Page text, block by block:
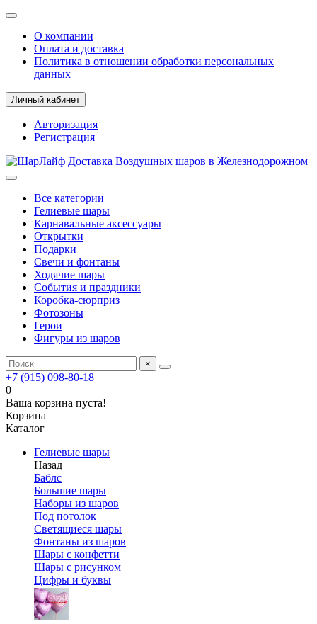
О компании
Оплата и доставка
Политика в отношении обработки персональных
данных
Личный кабинет
Авторизация
Регистрация
Все категории
Гелиевые шары
Карнавальные аксессуары
Открытки
Подарки
Свечи и фонтаны
Ходячие шары
События и праздники
Коробка-сюрприз
Фотозоны
Герои
Фигуры из шаров
×
+7 (915) 098-80-18
0
Ваша корзина пуста!
Корзина
Каталог
Гелиевые шары
Назад
Баблс
Большие шары
Наборы из шаров
Под потолок
Светящиеся шары
Фонтаны из шаров
Шары с конфетти
Шары с рисунком
Цифры и буквы